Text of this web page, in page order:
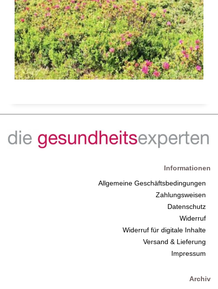
Informationen
Allgemeine Geschäftsbedingungen
Zahlungsweisen
Datenschutz
Widerruf
Widerruf für digitale Inhalte
Versand & Lieferung
Impressum
Archiv